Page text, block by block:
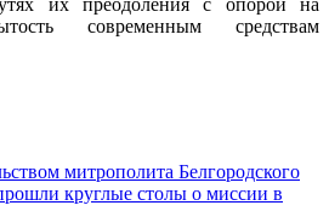
современным средствам